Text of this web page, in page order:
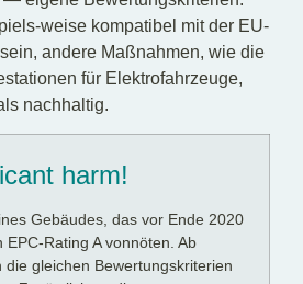
weise kompatibel mit der EU-
andere Maßnahmen, wie die
für Elektrofahrzeuge,
nachhaltig.
harm!
Gebäudes, das vor Ende 2020
Rating A vonnöten. Ab
die gleichen Bewertungskriterien